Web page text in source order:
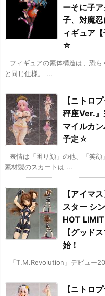
ーそに子
子、対魔
ィギュア
☆
フィギュアの素体構造は、恐ら
と同じ仕様。 ...
【ニトロ
秤座Ver.』
マイルカ
予定☆
表情は「困り顔」の他、「笑
素材製のスカートは ...
【アイマ
スター シ
HOT
【グッド
始！
「T.M.Revolution」デビュー
【ニトロ